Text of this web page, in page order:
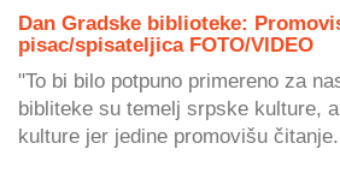
Dan Gradske biblioteke:
pisac/spisateljica FOTO/VIDEO
"To bi bilo potpuno primereno za
bibliteke su temelj srpske kulture,
kulture jer jedine promovišu